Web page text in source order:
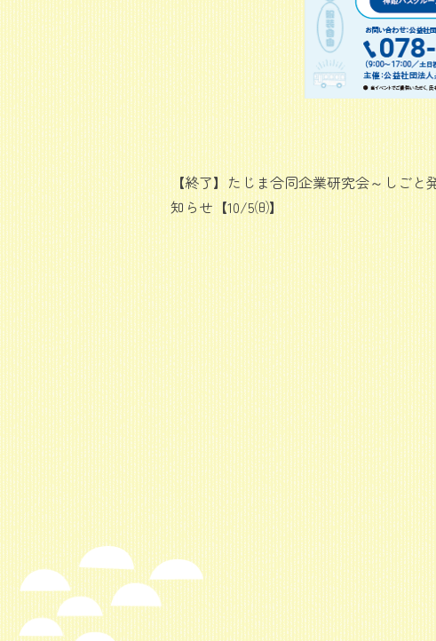
投
稿
ナ
ビ
ゲ
ー
シ
ョ
ン
【終了】たじま合同企業研究会～しごと
知らせ【10/5㈰】